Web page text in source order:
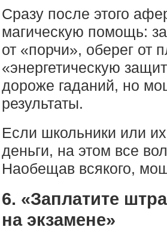
Сразу после этого
магическую помощь:
от «порчи», оберег от
«энергетическую
дороже гаданий, но
результаты.
Если школьники или
деньги, на этом все
Наобещав всякого,
6. «Заплатите
на экзамене»